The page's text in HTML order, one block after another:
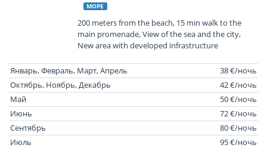
МОРЕ
200 meters from the beach, 15 min walk to the
main promenade, View of the sea and the city,
New area with developed infrastructure
Январь, Февраль, Март, Апрель
38 €/ночь
Октябрь, Ноябрь, Декабрь
42 €/ночь
Май
50 €/ночь
Июнь
72 €/ночь
Сентябрь
80 €/ночь
Июль
95 €/ночь